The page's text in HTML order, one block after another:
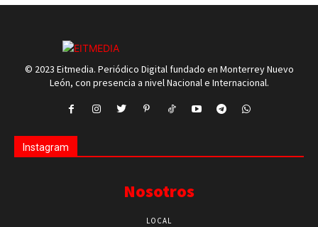
© 2023 Eitmedia. Periódico Digital fundado en Monterrey Nuevo
León, con presencia a nivel Nacional e Internacional.
Instagram
Nosotros
LOCAL